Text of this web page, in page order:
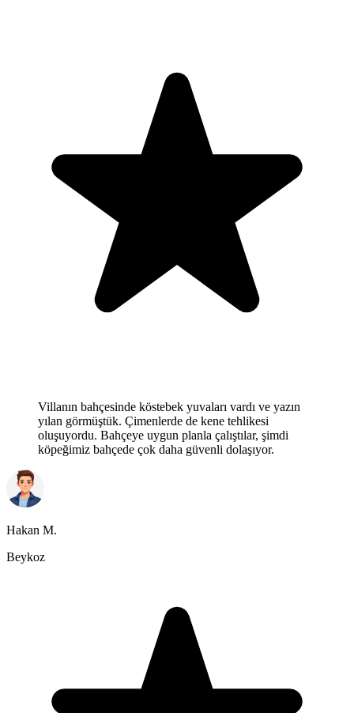
Villanın bahçesinde köstebek yuvaları vardı ve yazın
yılan görmüştük. Çimenlerde de kene tehlikesi
oluşuyordu. Bahçeye uygun planla çalıştılar, şimdi
köpeğimiz bahçede çok daha güvenli dolaşıyor.
Hakan M.
Beykoz